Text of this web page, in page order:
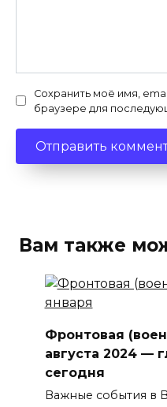
Сохранить моё имя,
браузере для
Вам также
Фронтовая
августа 2024 —
сегодня
Важные события в